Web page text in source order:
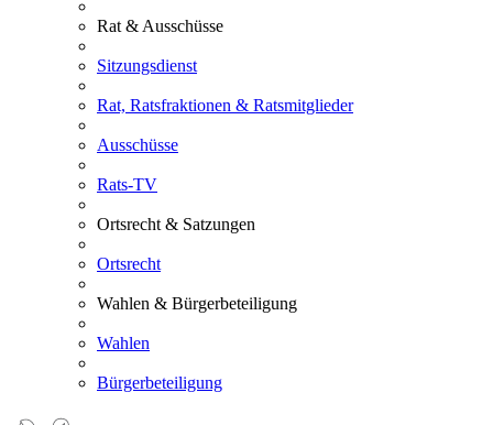
Rat & Ausschüsse
Sitzungsdienst
Rat, Ratsfraktionen & Ratsmitglieder
Ausschüsse
Rats-TV
Ortsrecht & Satzungen
Ortsrecht
Wahlen & Bürgerbeteiligung
Wahlen
Bürgerbeteiligung